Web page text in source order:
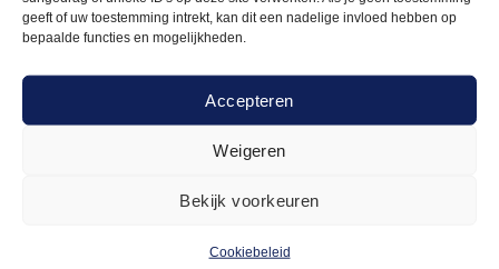
geeft of uw toestemming intrekt, kan dit een nadelige invloed hebben op
bepaalde functies en mogelijkheden.
Accepteren
Weigeren
Bekijk voorkeuren
Cookiebeleid
Veilingkist 3,00